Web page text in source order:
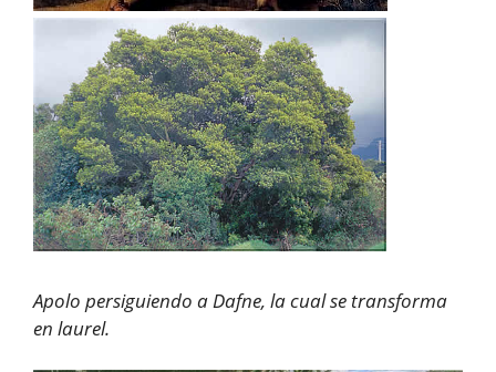
Apolo persiguiendo a Dafne, la cual se transforma
en laurel.